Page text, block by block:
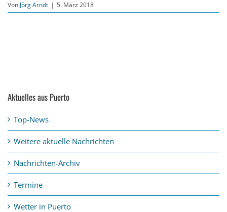
Von Jörg Arndt | 5. März 2018
Aktuelles aus Puerto
Top-News
Weitere aktuelle Nachrichten
Nachrichten-Archiv
Termine
Wetter in Puerto